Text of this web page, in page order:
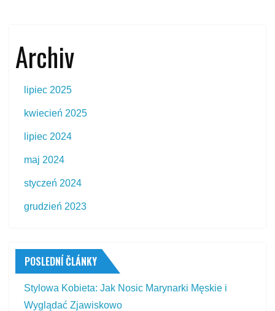
Archiv
lipiec 2025
kwiecień 2025
lipiec 2024
maj 2024
styczeń 2024
grudzień 2023
POSLEDNÍ ČLÁNKY
Stylowa Kobieta: Jak Nosic Marynarki Męskie i
Wyglądać Zjawiskowo